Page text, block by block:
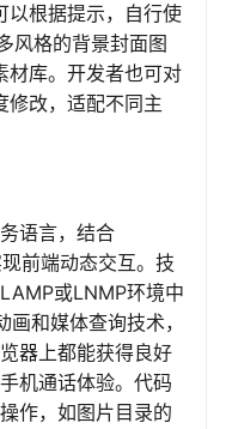
以根据提示，自行使
风格的背景封面图
材库。开发者也可对
修改，适配不同主
语言，结合
前端动态交互。技
或LNMP环境中
和媒体查询技术，
器上都能获得良好
机通话体验。代码
作，如图片目录的